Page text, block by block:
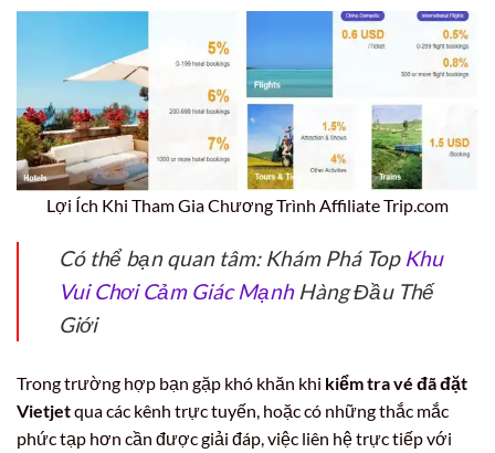
Lợi Ích Khi Tham Gia Chương Trình Affiliate Trip.com
Có thể bạn quan tâm: Khám Phá Top Khu
Vui Chơi Cảm Giác MạnhHàng Đầu Thế
Giới
Trong trường hợp bạn gặp khó khăn khi kiểm tra vé đã đặt
Vietjetqua các kênh trực tuyến, hoặc có những thắc mắc
phức tạp hơn cần được giải đáp, việc liên hệ trực tiếp với